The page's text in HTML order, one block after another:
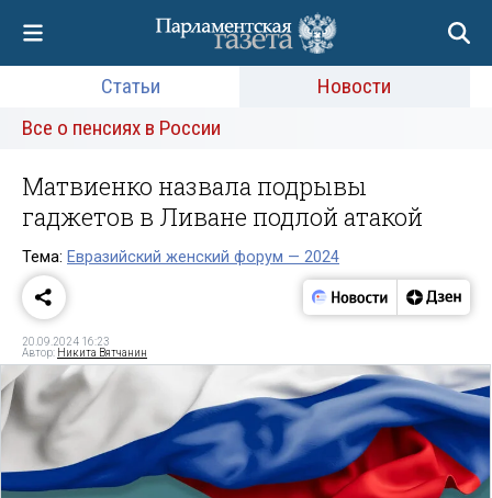
Статьи
Новости
Все о пенсиях в России
Матвиенко назвала подрывы
гаджетов в Ливане подлой атакой
Тема: Евразийский женский форум — 2024
20.09.2024 16:23
Автор: Никита Вятчанин